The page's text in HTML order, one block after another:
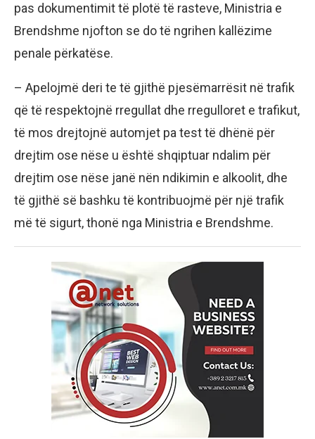
pas dokumentimit të plotë të rasteve, Ministria e
Brendshme njofton se do të ngrihen kallëzime
penale përkatëse.
– Apelojmë deri te të gjithë pjesëmarrësit në trafik
që të respektojnë rregullat dhe rregulloret e trafikut,
të mos drejtojnë automjet pa test të dhënë për
drejtim ose nëse u është shqiptuar ndalim për
drejtim ose nëse janë nën ndikimin e alkoolit, dhe
të gjithë së bashku të kontribuojmë për një trafik
më të sigurt, thonë nga Ministria e Brendshme.